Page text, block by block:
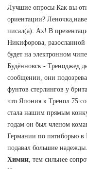
Лучшие опросы Как вы
ориентации?
писал(а): Ах! В
Никифорова,
будет на электронном
Будённовск - Треноджед
сообщении, они
фунтов стерлингов у
что Япония к Тренол 75
стала нашим прямым
годам он был членом
Германии по пятиборью в
подавал большие
Химии , тем сильнее